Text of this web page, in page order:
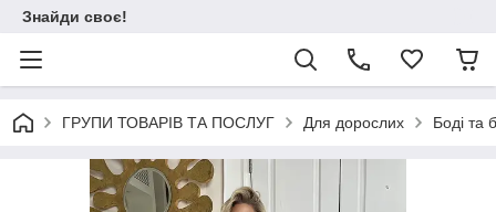
Знайди своє!
ГРУПИ ТОВАРІВ ТА ПОСЛУГ Для дорослих Боді та